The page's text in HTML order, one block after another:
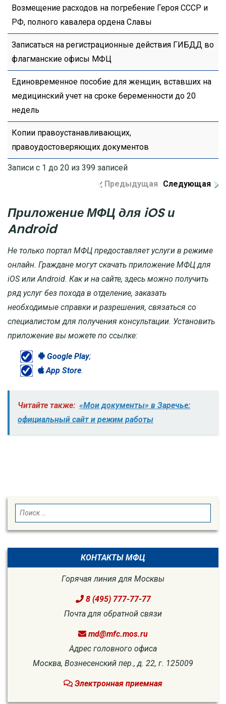
Возмещение расходов на погребение Героя СССР и
РФ, полного кавалера ордена Славы
Записаться на регистрационные действия ГИБДД во
флагманские офисы МФЦ
Единовременное пособие для женщин, вставших на
медицинский учет на сроке беременности до 20
недель
Копии правоустанавливающих,
правоудостоверяющих документов
Записи с 1 до 20 из 399 записей
Предыдущая Следующая
Приложение МФЦ для iOS и
Android
Не только портал МФЦ предоставляет услуги в режиме
онлайн. Граждане могут скачать приложение МФЦ для
iOS или Android. Как и на сайте, здесь можно получить
ряд услуг без похода в отделение, заказать
необходимые справки и разрешения, связаться со
специалистом для получения консультации. Установить
приложение вы можете по ссылке:
Google Play;
App Store.
Читайте также: «Мои документы» в Заречье:
официальный сайт и режим работы
Search
for:
SEARCH
КОНТАКТЫ МФЦ
Горячая линия для Москвы
8 (495) 777-77-77
Почта для обратной связи
md@mfc.mos.ru
Адрес головного офиса
Москва, Вознесенский пер., д. 22, г. 125009
Электронная приемная